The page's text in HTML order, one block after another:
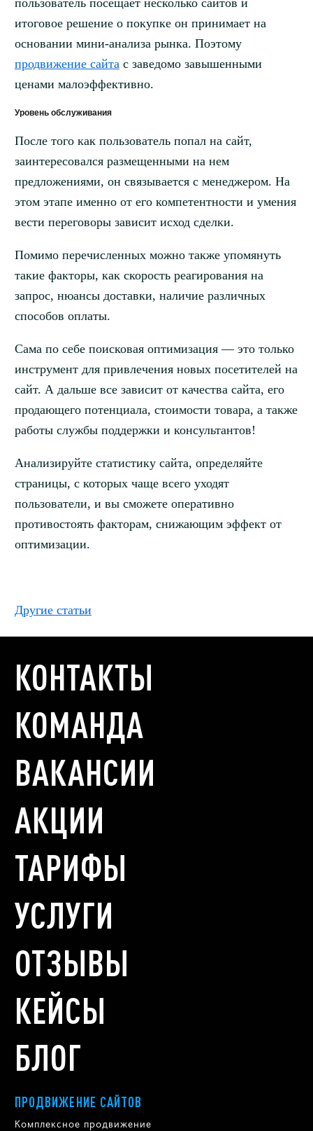
пользователь посещает несколько сайтов и
итоговое решение о покупке он принимает на
основании мини-анализа рынка. Поэтому
продвижение сайтас заведомо завышенными
ценами малоэффективно.
Уровень обслуживания
После того как пользователь попал на сайт,
заинтересовался размещенными на нем
предложениями, он связывается с менеджером. На
этом этапе именно от его компетентности и умения
вести переговоры зависит исход сделки.
Помимо перечисленных можно также упомянуть
такие факторы, как скорость реагирования на
запрос, нюансы доставки, наличие различных
способов оплаты.
Сама по себе поисковая оптимизация — это только
инструмент для привлечения новых посетителей на
сайт. А дальше все зависит от качества сайта, его
продающего потенциала, стоимости товара, а также
работы службы поддержки и консультантов!
Анализируйте статистику сайта, определяйте
страницы, с которых чаще всего уходят
пользователи, и вы сможете оперативно
противостоять факторам, снижающим эффект от
оптимизации.
Другие статьи
КОНТАКТЫ
КОМАНДА
ВАКАНСИИ
АКЦИИ
ТАРИФЫ
УСЛУГИ
ОТЗЫВЫ
КЕЙСЫ
БЛОГ
ПРОДВИЖЕНИЕ САЙТОВ
Комплексное продвижение